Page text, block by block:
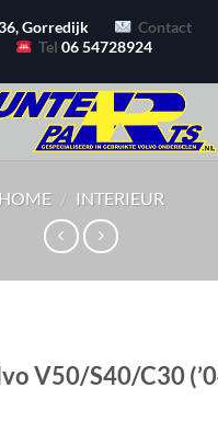
Gorredijk
Contact
Tel06 54728924
HOME / INTERIEUR
V50/S40/C30